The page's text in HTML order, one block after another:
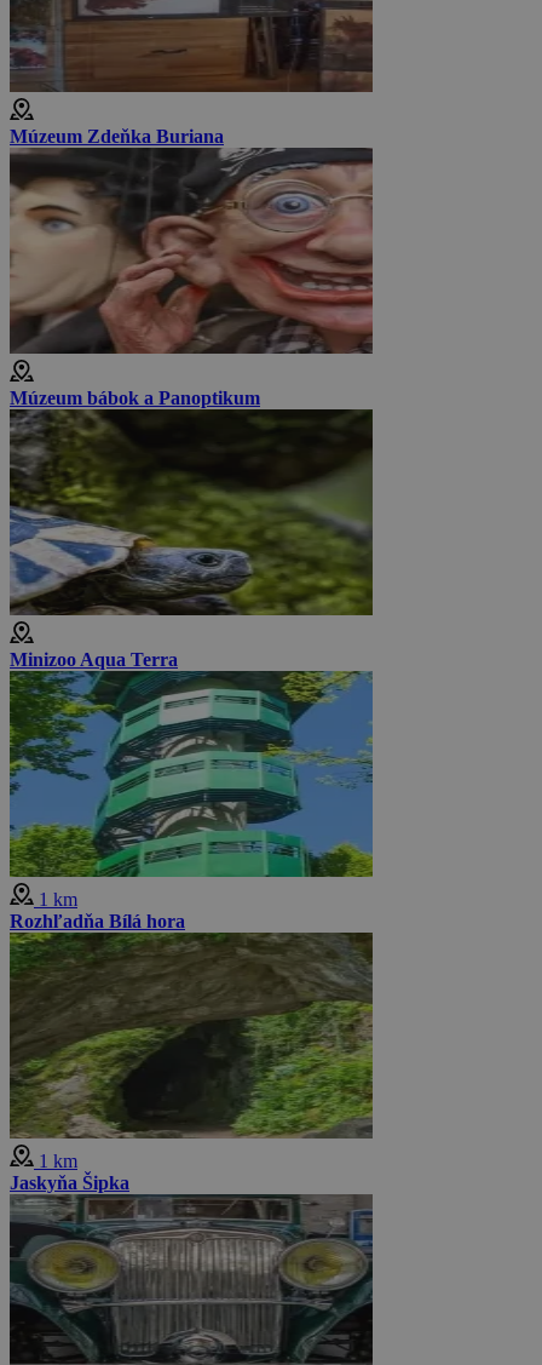
Múzeum Zdeňka Buriana
Múzeum bábok a Panoptikum
Minizoo Aqua Terra
1 km
Rozhľadňa Bílá hora
1 km
Jaskyňa Šipka